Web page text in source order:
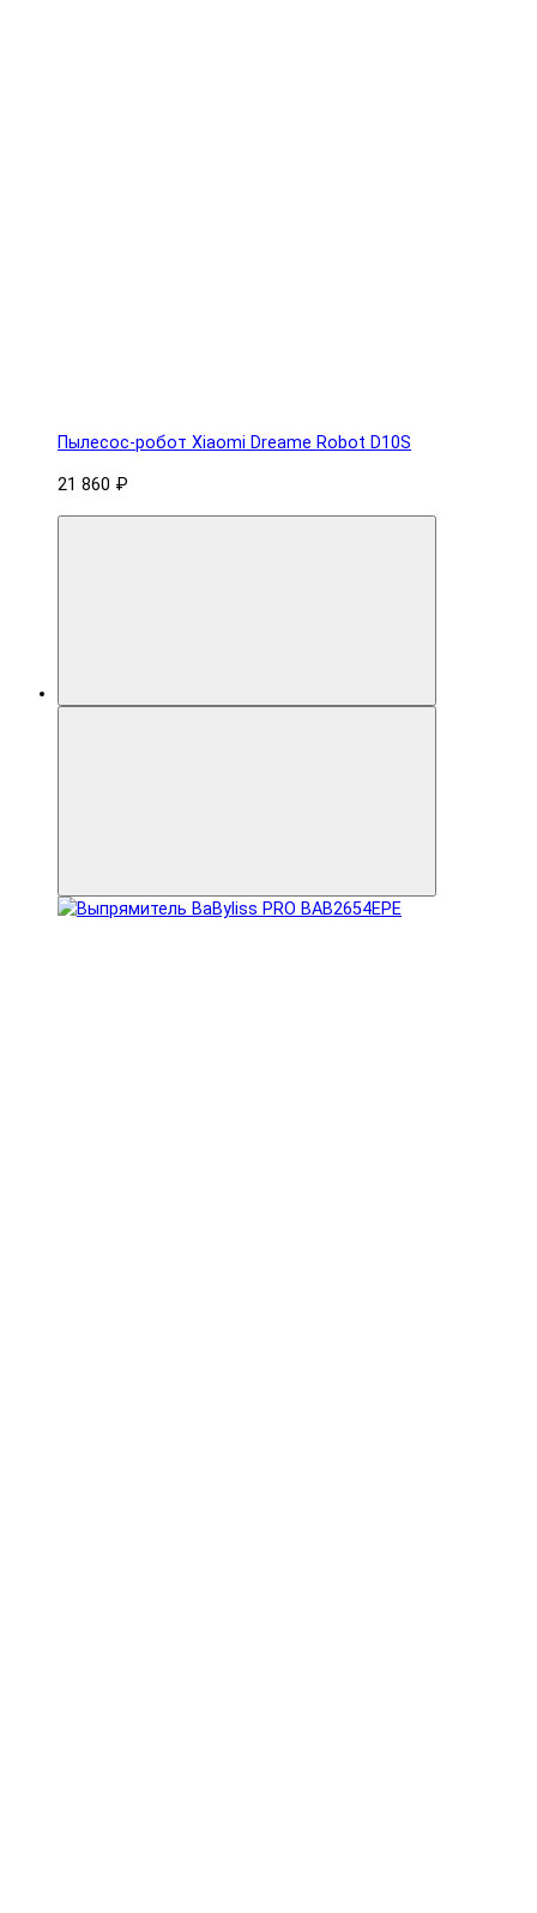
Пылесос-робот Xiaomi Dreame Robot D10S
21 860 ₽